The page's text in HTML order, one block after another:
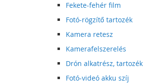
Fekete-fehér film
Fotó-rögzítő tartozék
Kamera retesz
Kamerafelszerelés
Drón alkatrész, tartozék
Fotó-videó akku szíj